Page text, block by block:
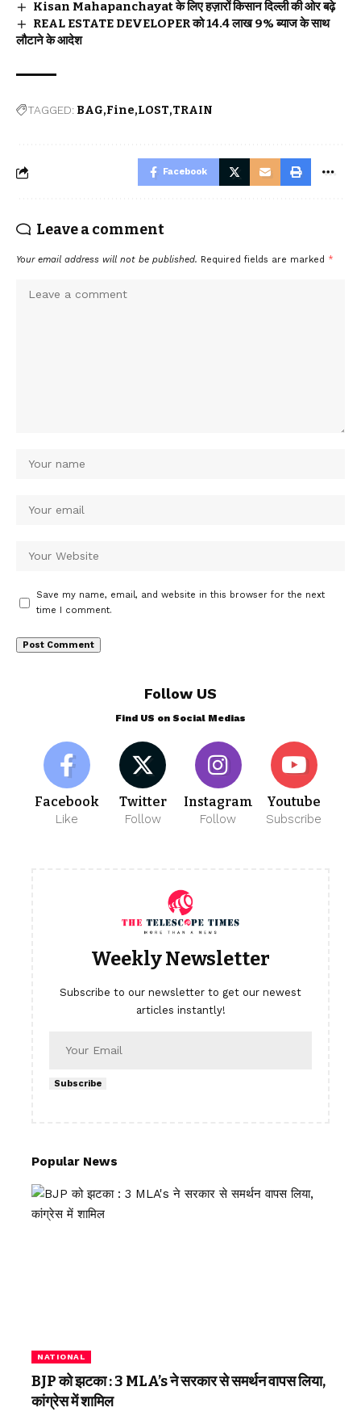
Kisan Mahapanchayat के लिए हज़ारों किसान दिल्ली की ओर बढ़े
REAL ESTATE DEVELOPER को ₹14.4 लाख 9% ब्याज के साथ
लौटाने के आदेश
TAGGED: BAG Fine LOST TRAIN
Facebook
Leave a comment
Your email address will not be published. Required fields are marked *
Save my name, email, and website in this browser for the next
time I comment.
Follow US
Find US on Social Medias
Facebook
Like
Twitter
Follow
Instagram
Follow
Youtube
Subscribe
Weekly Newsletter
Subscribe to our newsletter to get our newest
articles instantly!
Subscribe
Popular News
NATIONAL
BJP को झटका : 3 MLA’s ने सरकार से समर्थन वापस लिया,
कांग्रेस में शामिल